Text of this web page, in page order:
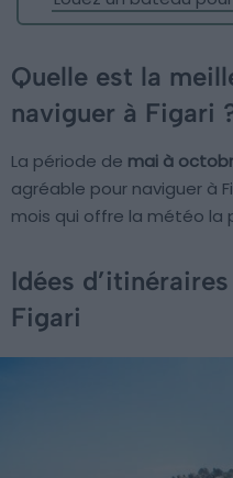
Quelle est la
naviguer à Figari
La période de mai à
agréable pour naviguer à
mois qui offre la météo la
Idées
Figari